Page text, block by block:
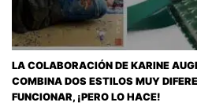
LA COLABORACIÓN DE KARINE
COMBINA DOS ESTILOS MUY
FUNCIONAR, ¡PERO LO HACE!